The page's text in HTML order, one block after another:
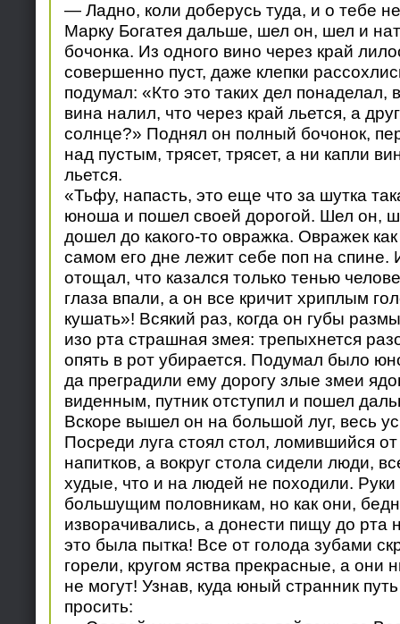
— Ладно, коли доберусь туда, и о тебе
Марку Богатея дальше, шел он, шел и
бочонка. Из одного вино через край
совершенно пуст, даже клепки
подумал: «Кто это таких дел понаделал,
вина налил, что через край льется, а
солнце?» Поднял он полный бочонок,
над пустым, трясет, трясет, а ни капли
льется.
«Тьфу, напасть, это еще что за шутка
юноша и пошел своей дорогой. Шел он,
дошел до какого-то овражка. Овражек
самом его дне лежит себе поп на спине.
отощал, что казался только тенью
глаза впали, а он все кричит хриплым
кушать»! Всякий раз, когда он губы
изо рта страшная змея: трепыхнется
опять в рот убирается. Подумал было
да преградили ему дорогу злые змеи
виденным, путник отступил и пошел
Вскоре вышел он на большой луг, весь
Посреди луга стоял стол, ломившийся от
напитков, а вокруг стола сидели люди,
худые, что и на людей не походили.
большущим половникам, но как они,
изворачивались, а донести пищу до рта
это была пытка! Все от голода зубами
горели, кругом яства прекрасные, а они
не могут! Узнав, куда юный странник
просить: